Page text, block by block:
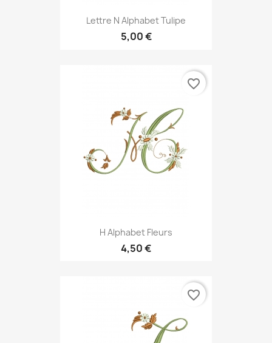
Lettre N Alphabet Tulipe
5,00 €
H Alphabet Fleurs
4,50 €
favorite_border
favorite_border